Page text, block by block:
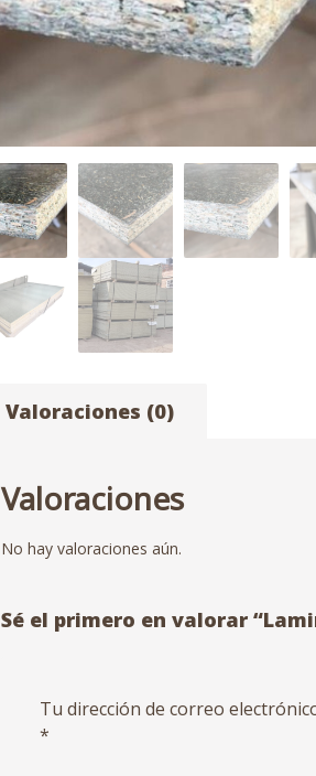
Valoraciones (0)
Valoraciones
No hay valoraciones aún.
Sé el primero en valorar
Tu dirección de correo
*